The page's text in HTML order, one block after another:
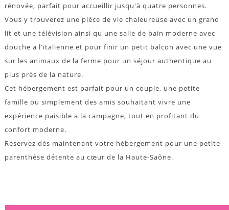
rénovée, parfait pour accueillir jusqu'à quatre personnes.
Vous y trouverez une pièce de vie chaleureuse avec un grand
lit et une télévision ainsi qu'une salle de bain moderne avec
douche a l'italienne et pour finir un petit balcon avec une vue
sur les animaux de la ferme pour un séjour authentique au
plus près de la nature.
Cet hébergement est parfait pour un couple, une petite
famille ou simplement des amis souhaitant vivre une
expérience paisible a la campagne, tout en profitant du
confort moderne.
Réservez dès maintenant votre hébergement pour une petite
parenthèse détente au cœur de la Haute-Saône.